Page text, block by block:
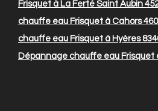
Frisquet à La Ferté Saint Aubin
chauffe eau Frisquet à Cahors
chauffe eau Frisquet à Hyères
Dépannage chauffe eau Frisquet